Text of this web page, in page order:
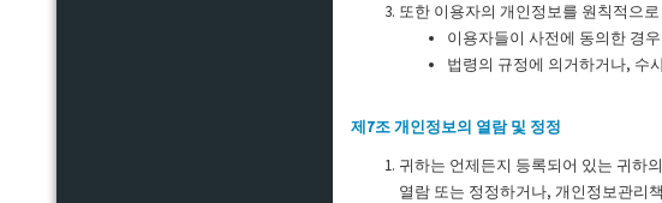
또한 이용자의 개인정보를 원칙적으
이용자들이 사전에 동의한 경우
법령의 규정에 의거하거나, 수
제7조 개인정보의 열람 및 정정
귀하는 언제든지 등록되어 있는 귀하
열람 또는 정정하거나, 개인정보관리